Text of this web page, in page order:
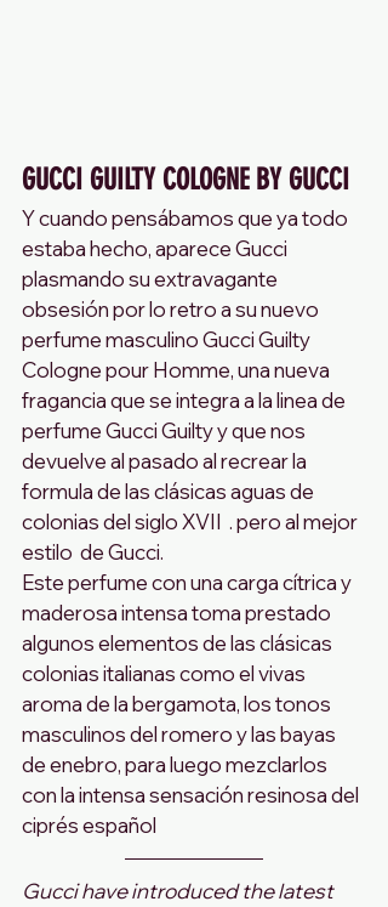
GUCCI GUILTY COLOGNE BY GUCCI
Y cuando pensábamos que ya todo
estaba hecho, aparece Gucci
plasmando su extravagante
obsesión por lo retro a su nuevo
perfume masculino Gucci Guilty
Cologne pour Homme, una nueva
fragancia que se integra a la linea de
perfume Gucci Guilty y que nos
devuelve al pasado al recrear la
formula de las clásicas aguas de
colonias del siglo XVII  . pero al mejor
estilo  de Gucci.
Este perfume con una carga cítrica y
maderosa intensa toma prestado
algunos elementos de las clásicas
colonias italianas como el vivas
aroma de la bergamota, los tonos
masculinos del romero y las bayas
de enebro, para luego mezclarlos
con la intensa sensación resinosa del
ciprés español
Gucci have introduced the latest